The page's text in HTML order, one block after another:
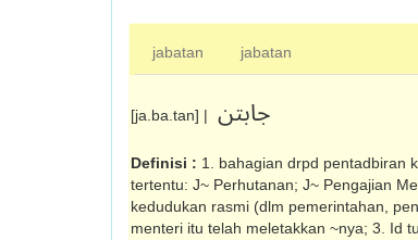
jabatan jabatan
[ja.ba.tan] | جابتن
Definisi : 1. bahagian drpd pentadbiran
tertentu: J~ Perhutanan; J~ Pengajian
kedudukan rasmi (dlm pemerintahan,
menteri itu telah meletakkan ~nya; 3. Id